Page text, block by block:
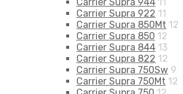
Carrier Supra 922 11
Carrier Supra 850Mt 12
Carrier Supra 850 12
Carrier Supra 844 13
Carrier Supra 822 12
Carrier Supra 750Sw 9
Carrier Supra 750Mt 12